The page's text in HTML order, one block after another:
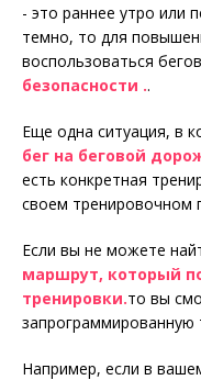
- это раннее утро или
темно, то для
воспользоваться
безопасности ..
Еще одна ситуация, в
бег на беговой
есть конкретная
своем тренировочном
Если вы не можете
маршрут, который
тренировки.то вы
запрограммированную
Например, если в